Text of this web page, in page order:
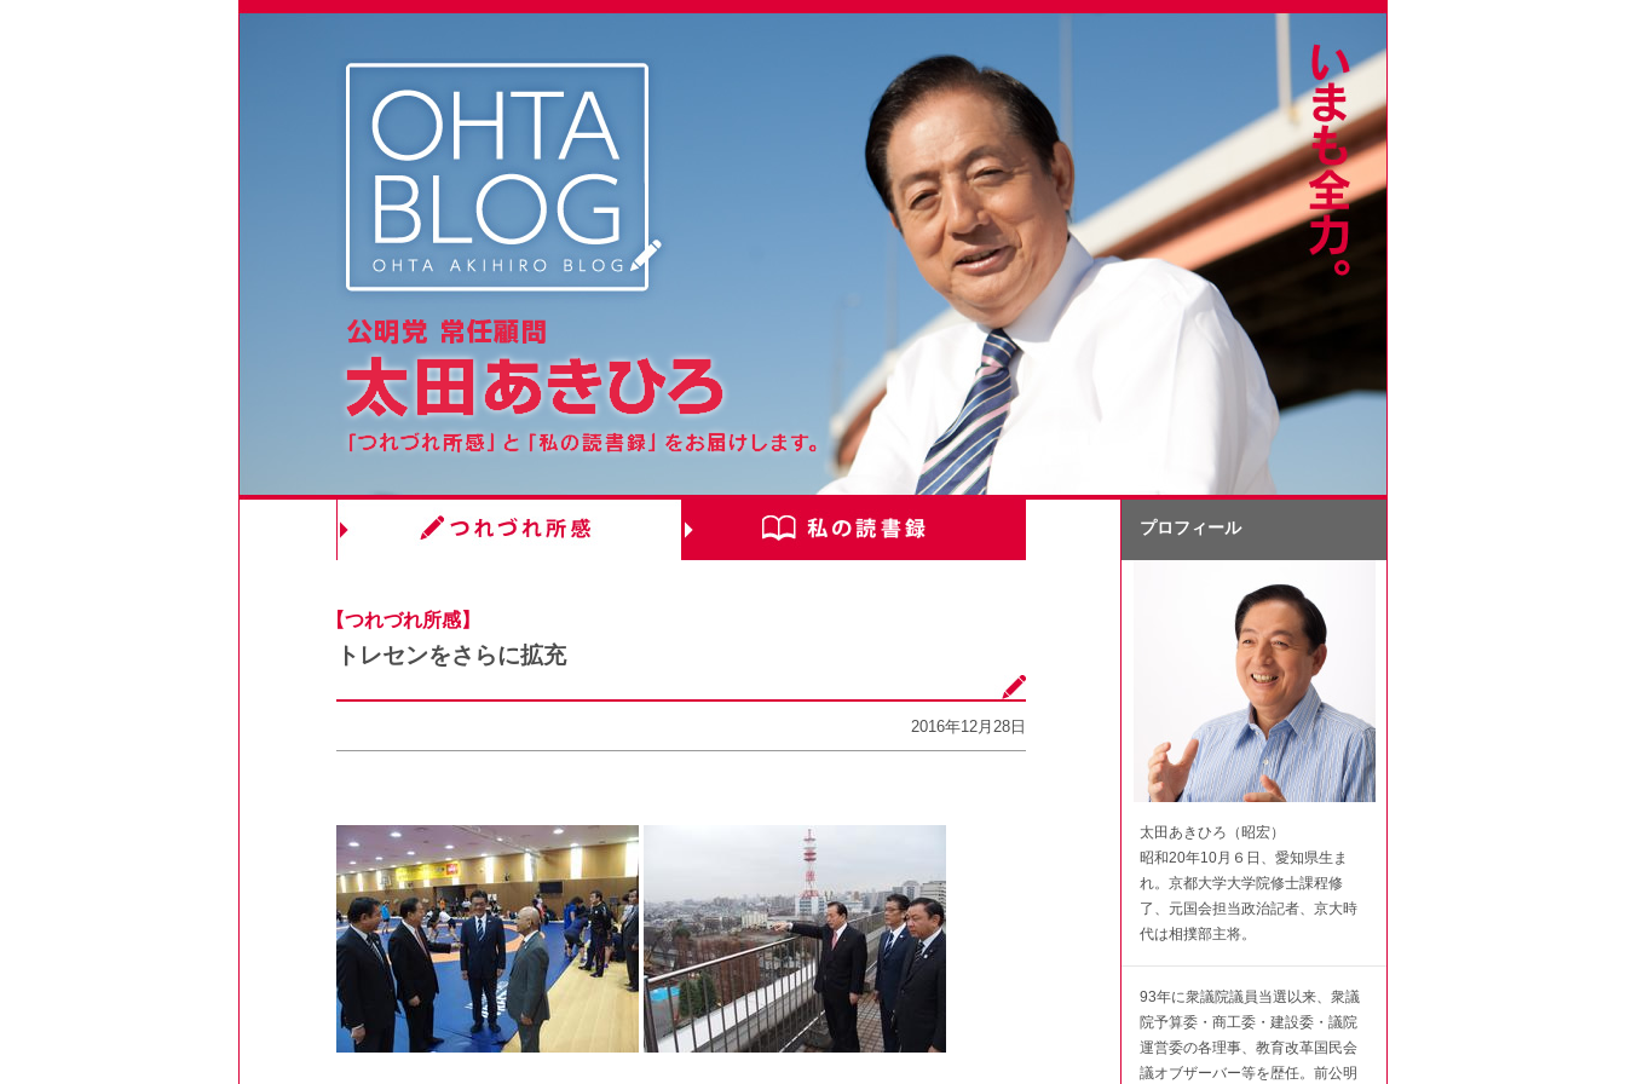
【つれづれ所感】
トレセンをさらに拡充
2016年12月28日
プロフィール
太田あきひろ（昭宏）
昭和20年10月６日、愛知県生ま
れ。京都大学大学院修士課程修
了、元国会担当政治記者、京大時
代は相撲部主将。
93年に衆議院議員当選以来、衆議
院予算委・商工委・建設委・議院
運営委の各理事、教育改革国民会
議オブザーバー等を歴任。前公明